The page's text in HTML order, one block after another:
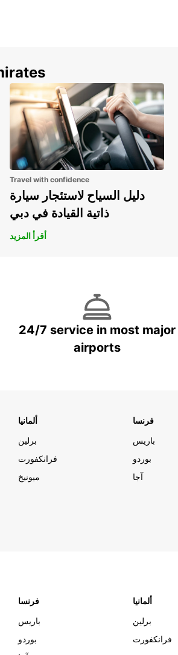
Travel with confidence
دليل السياح لاستئجار سيارة
ذاتية القيادة في دبي
أقرأ المزيد
24/7 service in most major
airports
ألمانيا
برلين
فرانكفورت
ميونيخ
فرنسا
باريس
بوردو
آجا
فرنسا
باريس
بوردو
ألمانيا
برلين
فرانكفورت